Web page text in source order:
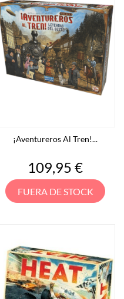
¡Aventureros Al Tren!...
Precio
109,95 €
FUERA DE STOCK